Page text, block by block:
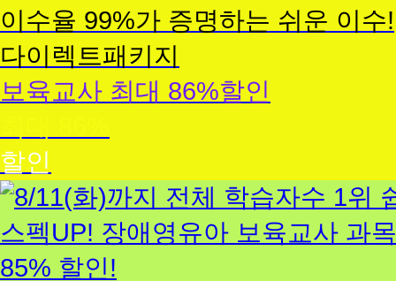
이수율 99%가 증명하는 쉬운 이수!
다이렉트패키지
보육교사 최대 86%할인
할인
장
애
영
유